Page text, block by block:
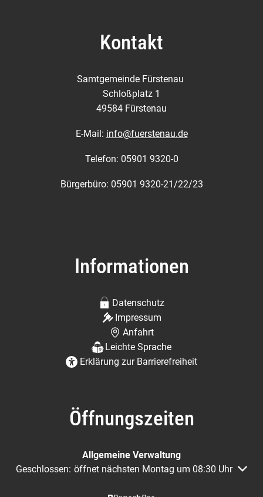
Kontakt
Samtgemeinde Fürstenau
Schloßplatz 1
49584 Fürstenau
E-Mail: info@fuerstenau.de
Telefon: 05901 9320-0
Bürgerbüro: 05901 9320-21/22/23
Informationen
Datenschutz
Impressum
Anfahrt
Leichte Sprache
Erklärung zur Barrierefreiheit
Öffnungszeiten
Allgemeine Verwaltung
Klicken, um weitere Öffnungs- oder Schließzeiten
Geschlossen: öffnet nächsten Montag um 08:30 Uhr